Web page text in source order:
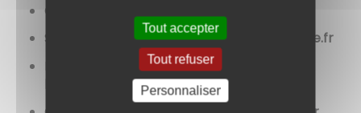
CCAS :
Services techniques :st.mairie@cirylenoble.fr
Bibliothèque municipale / EPN :
bibliothèque@cirylenoble.fr
Tout accepter
Tout refuser
Personnaliser